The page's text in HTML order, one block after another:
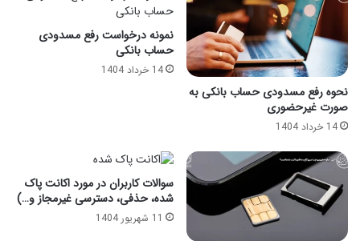
نحوه رفع مسدودی حساب بانکی به
صورت غیرحضوری
14 خرداد 1404
نمونه درخواست رفع مسدودی
حساب بانکی
14 خرداد 1404
سوالات کاربران در مورد اکانت پاک
شده، حذفی، دسترسی غیرمجاز و…)
11 شهریور 1404